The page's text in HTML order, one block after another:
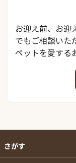
お迎え前、お迎
でもご相談いた
ペットを愛する
さがす